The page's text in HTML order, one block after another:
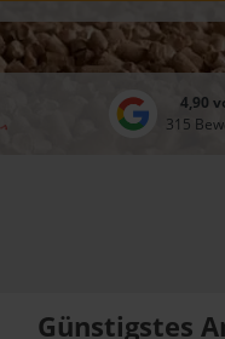
4,90
315
Günstigstes